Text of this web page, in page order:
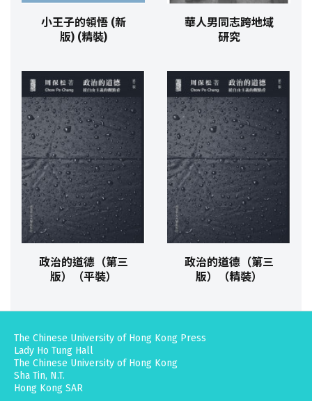
小王子的領悟 (新
版) (精裝)
華人男同志跨地域
研究
政治的道德（第三
版）（平裝）
政治的道德（第三
版）（精裝）
The Chinese University of Hong Kong Press
Lady Ho Tung Hall
The Chinese University of Hong Kong
Sha Tin, N.T.
Hong Kong SAR